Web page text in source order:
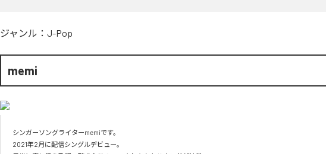
ジャンル： J-Pop
memi
シンガーソングライターmemiです。
2021年2月に配信シングルデビュー。